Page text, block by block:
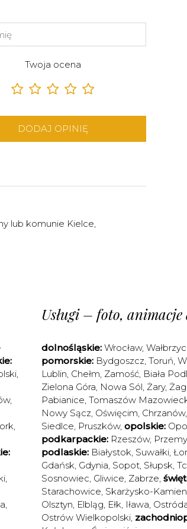
Twoja ocena
DODAJ OPINIĘ
lub komunie Kielce,
,
,
,
,
,
Usługi – foto,
dolnośląskie: Wrocław,
pomorskie: Bydgoszcz, Toruń,
Lublin, Chełm, Zamość, Biała
Zielona Góra, Nowa Sól, Żary,
Pabianice, Tomaszów
Nowy Sącz, Oświęcim, Chrzanów,
Siedlce, Pruszków, opolskie:
podkarpackie: Rzeszów,
podlaskie: Białystok, Suwałki,
Gdańsk, Gdynia, Sopot, Słupsk,
Sosnowiec, Gliwice, Zabrze,
Starachowice, Skarżysko-
Olsztyn, Elbląg, Ełk, Iława,
Ostrów Wielkopolski,